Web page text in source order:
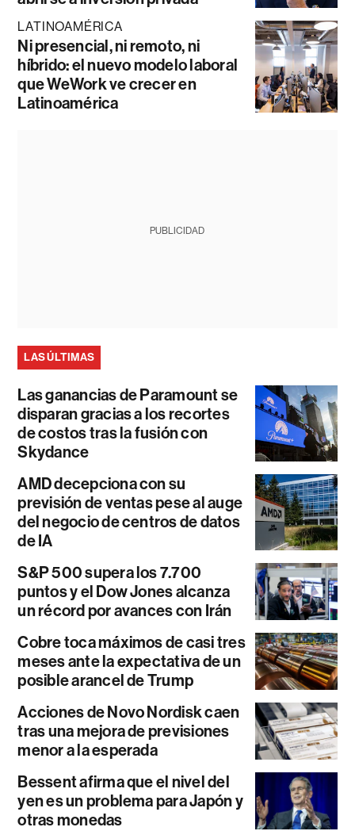
LATINOAMÉRICA
Ni presencial, ni remoto, ni
híbrido: el nuevo modelo laboral
que WeWork ve crecer en
Latinoamérica
PUBLICIDAD
LAS ÚLTIMAS
Las ganancias de Paramount se
disparan gracias a los recortes
de costos tras la fusión con
Skydance
AMD decepciona con su
previsión de ventas pese al auge
del negocio de centros de datos
de IA
S&P 500 supera los 7.700
puntos y el Dow Jones alcanza
un récord por avances con Irán
Cobre toca máximos de casi tres
meses ante la expectativa de un
posible arancel de Trump
Acciones de Novo Nordisk caen
tras una mejora de previsiones
menor a la esperada
Bessent afirma que el nivel del
yen es un problema para Japón y
otras monedas